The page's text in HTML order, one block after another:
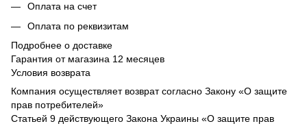
Оплата на счет
Оплата по реквизитам
Подробнее о доставке
Гарантия от магазина 12 месяцев
Условия возврата
Компания осуществляет возврат согласно Закону «О защите
прав потребителей»
Статьей 9 действующего Закона Украины «О защите прав